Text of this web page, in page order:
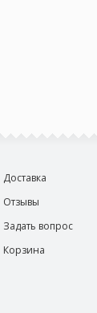
Доставка
Отзывы
Задать вопрос
Корзина